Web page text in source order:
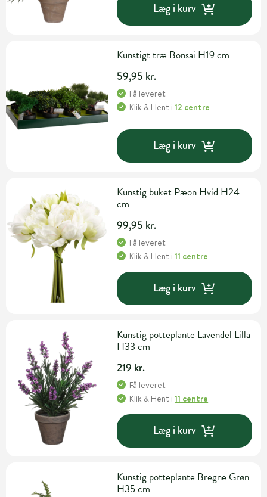
Læg i kurv
Kunstigt træ Bonsai H19 cm
59,95 kr.
Få leveret
Klik & Hent i12 centre
Læg i kurv
Kunstig buket Pæon Hvid H24
cm
99,95 kr.
Få leveret
Klik & Hent i11 centre
Læg i kurv
Kunstig potteplante Lavendel Lilla
H33 cm
219 kr.
Få leveret
Klik & Hent i11 centre
Læg i kurv
Kunstig potteplante Bregne Grøn
H35 cm